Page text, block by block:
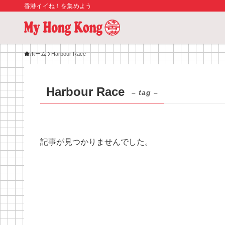
香港イイね！を集めよう
ホーム Harbour Race
Harbour Race – tag –
記事が見つかりませんでした。